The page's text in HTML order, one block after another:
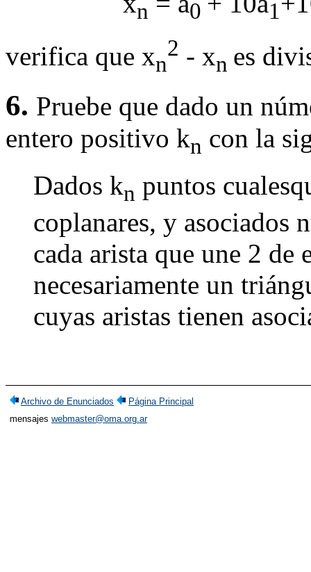
n 0 1
verifica que xn
2 - xn es
6. Pruebe que dado un
entero positivo kn con la
Dados kn puntos
coplanares, y asociados
cada arista que une 2 de
necesariamente un
cuyas aristas tienen
Archivo de Enunciados
Página Principal
mensajes webmaster@oma.org.ar